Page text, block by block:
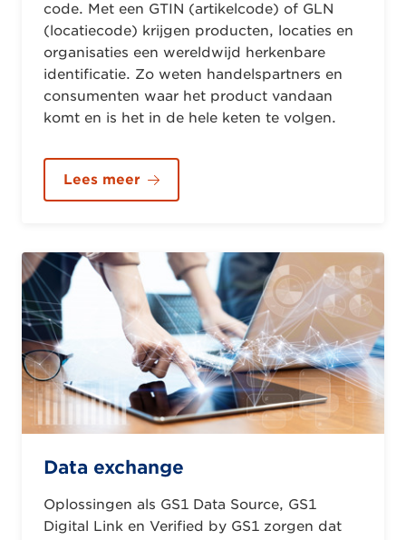
code. Met een GTIN (artikelcode) of GLN
(locatiecode) krijgen producten, locaties en
organisaties een wereldwijd herkenbare
identificatie. Zo weten handelspartners en
consumenten waar het product vandaan
komt en is het in de hele keten te volgen.
Lees meer
Data exchange
Oplossingen als GS1 Data Source, GS1
Digital Link en Verified by GS1 zorgen dat